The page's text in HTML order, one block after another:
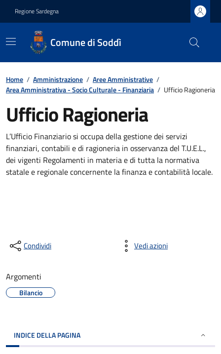
Regione Sardegna
Comune di Soddì
Home / Amministrazione / Aree Amministrative /
Area Amministrativa - Socio Culturale - Finanziaria / Ufficio Ragioneria
Ufficio Ragioneria
L’Ufficio Finanziario si occupa della gestione dei servizi
finanziari, contabili e di ragioneria in osservanza del T.U.E.L.,
dei vigenti Regolamenti in materia e di tutta la normativa
statale e regionale concernente la finanza e contabilità locale.
Condividi Vedi azioni
Argomenti
Bilancio
INDICE DELLA PAGINA